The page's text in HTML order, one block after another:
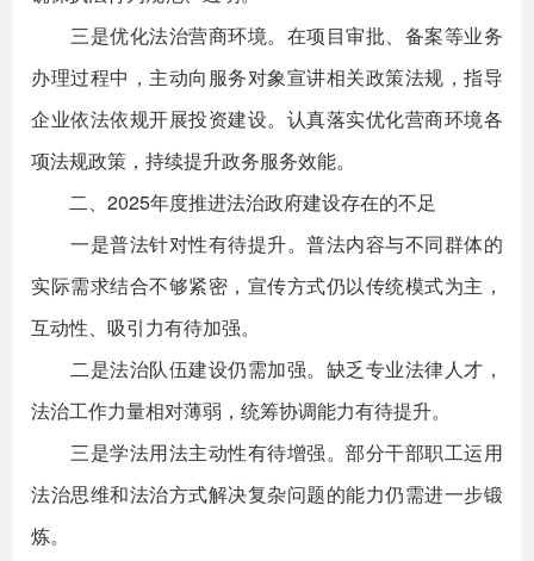
三是优化法治营商环境。在项目审批、备案等业务
办理过程中，主动向服务对象宣讲相关政策法规，指导
企业依法依规开展投资建设。认真落实优化营商环境各
项法规政策，持续提升政务服务效能。
二、2025年度推进法治政府建设存在的不足
一是普法针对性有待提升。普法内容与不同群体的
实际需求结合不够紧密，宣传方式仍以传统模式为主，
互动性、吸引力有待加强。
二是法治队伍建设仍需加强。缺乏专业法律人才，
法治工作力量相对薄弱，统筹协调能力有待提升。
三是学法用法主动性有待增强。部分干部职工运用
法治思维和法治方式解决复杂问题的能力仍需进一步锻
炼。